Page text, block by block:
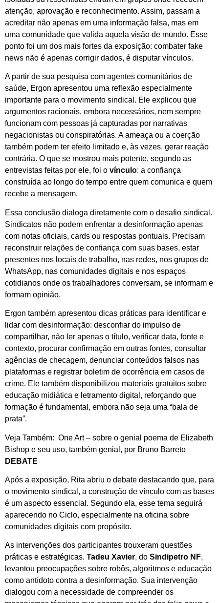
atenção, aprovação e reconhecimento. Assim, passam a
acreditar não apenas em uma informação falsa, mas em
uma comunidade que valida aquela visão de mundo. Esse
ponto foi um dos mais fortes da exposição: combater fake
news não é apenas corrigir dados, é disputar vínculos.
A partir de sua pesquisa com agentes comunitários de
saúde, Ergon apresentou uma reflexão especialmente
importante para o movimento sindical. Ele explicou que
argumentos racionais, embora necessários, nem sempre
funcionam com pessoas já capturadas por narrativas
negacionistas ou conspiratórias. A ameaça ou a coerção
também podem ter efeito limitado e, às vezes, gerar reação
contrária. O que se mostrou mais potente, segundo as
entrevistas feitas por ele, foi o vínculo: a confiança
construída ao longo do tempo entre quem comunica e quem
recebe a mensagem.
Essa conclusão dialoga diretamente com o desafio sindical.
Sindicatos não podem enfrentar a desinformação apenas
com notas oficiais, cards ou respostas pontuais. Precisam
reconstruir relações de confiança com suas bases, estar
presentes nos locais de trabalho, nas redes, nos grupos de
WhatsApp, nas comunidades digitais e nos espaços
cotidianos onde os trabalhadores conversam, se informam e
formam opinião.
Ergon também apresentou dicas práticas para identificar e
lidar com desinformação: desconfiar do impulso de
compartilhar, não ler apenas o título, verificar data, fonte e
contexto, procurar confirmação em outras fontes, consultar
agências de checagem, denunciar conteúdos falsos nas
plataformas e registrar boletim de ocorrência em casos de
crime. Ele também disponibilizou materiais gratuitos sobre
educação midiática e letramento digital, reforçando que
formação é fundamental, embora não seja uma “bala de
prata”.
Veja Também: One Art – sobre o genial poema de Elizabeth
Bishop e seu uso, também genial, por Bruno Barreto
DEBATE
Após a exposição, Rita abriu o debate destacando que, para
o movimento sindical, a construção de vínculo com as bases
é um aspecto essencial. Segundo ela, esse tema seguirá
aparecendo no Ciclo, especialmente na oficina sobre
comunidades digitais com propósito.
As intervenções dos participantes trouxeram questões
práticas e estratégicas. Tadeu Xavier, do Sindipetro NF,
levantou preocupações sobre robôs, algoritmos e educação
como antídoto contra a desinformação. Sua intervenção
dialogou com a necessidade de compreender os